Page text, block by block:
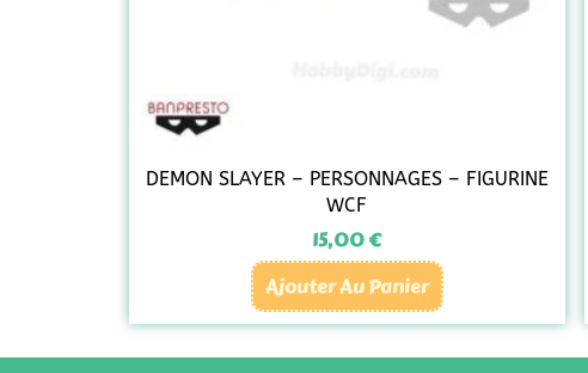
DEMON SLAYER – PERSONNAGES – FIGURINE
WCF
15,00€
Ajouter Au Panier